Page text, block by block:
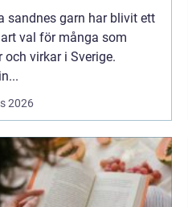
sandnes garn har blivit ett
val för många som
och virkar i Sverige.
2026